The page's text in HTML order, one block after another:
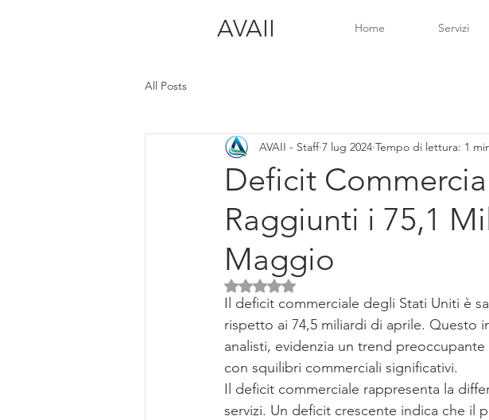
AVAII Home Servizi
All Posts
Deficit
Raggiunti i 75,1
Maggio
AVAII - Staff 7 lug 2024 Tempo di lettura: 1
Valutazione NaN stelle su 5.
Il deficit commerciale degli Stati Uniti è
rispetto ai 74,5 miliardi di aprile. Questo
analisti, evidenzia un trend
con squilibri commerciali significativi.
Il deficit commerciale rappresenta la
servizi. Un deficit crescente indica che il